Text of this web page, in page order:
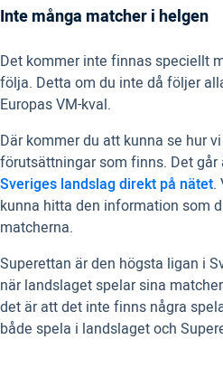
Inte många matcher i helgen
Det kommer inte finnas speciellt
följa. Detta om du inte då följer
Europas VM-kval.
Där kommer du att kunna se hur
förutsättningar som finns. Det
Sveriges landslag direkt på nätet.
kunna hitta den information som
matcherna.
Superettan är den högsta ligan i
när landslaget spelar sina
det är att det inte finns några
både spela i landslaget och